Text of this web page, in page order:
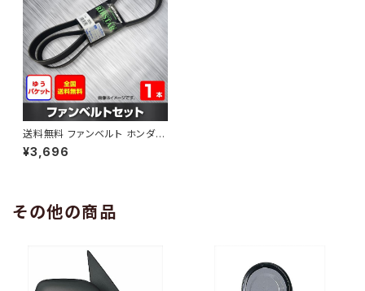
送料無料 ファンベルト ホンダ C
R-V 型式RM1 H23.11～ （国内
トップメーカー） 1本 HAB-025
¥3,696
その他の商品